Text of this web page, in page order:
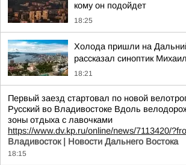
кому он подойдет
18:25
Холода пришли на
рассказал синоптик
18:21
Первый заезд стартовал по новой
Русский во Владивостоке Вдоль
зоны отдыха с лавочками
https://www.dv.kp.ru/online/news/7113420/
Владивосток | Новости Дальнего Востока
18:15